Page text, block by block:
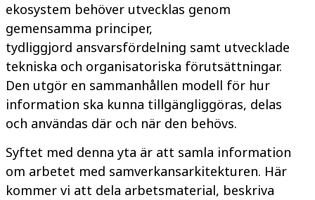
ekosystem behöver utvecklas genom
gemensamma principer,
tydliggjord ansvarsfördelning samt utvecklade
tekniska och organisatoriska förutsättningar.
Den utgör en sammanhållen modell för hur
information ska kunna tillgängliggöras, delas
och användas där och när den behövs.
Syftet med denna yta är att samla information
om arbetet med samverkansarkitekturen. Här
kommer vi att dela arbetsmaterial, beskriva